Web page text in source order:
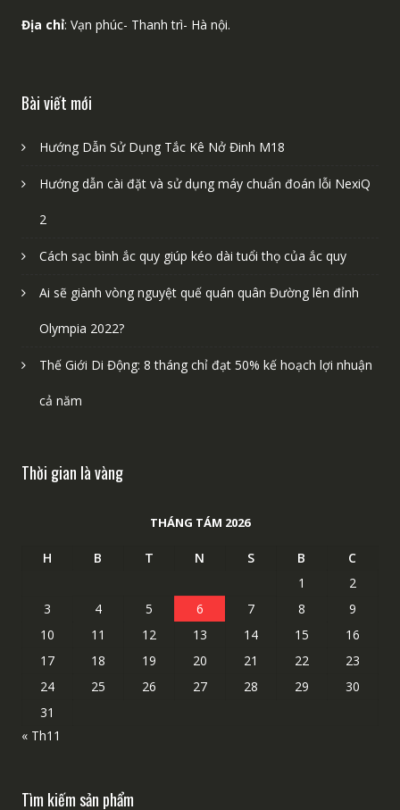
Địa chỉ: Vạn phúc- Thanh trì- Hà nội.
Bài viết mới
Hướng Dẫn Sử Dụng Tắc Kê Nở Đinh M18
Hướng dẫn cài đặt và sử dụng máy chuẩn đoán lỗi NexiQ
2
Cách sạc bình ắc quy giúp kéo dài tuổi thọ của ắc quy
Ai sẽ giành vòng nguyệt quế quán quân Đường lên đỉnh
Olympia 2022?
Thế Giới Di Động: 8 tháng chỉ đạt 50% kế hoạch lợi nhuận
cả năm
Thời gian là vàng
THÁNG TÁM 2026
H B T N S B
C
1
2
3
4 5 6 7 8
9
10
11 12 13 14 15
16
17
18 19 20 21 22
23
24
25 26 27 28 29
30
31
« Th11
Tìm kiếm sản phẩm